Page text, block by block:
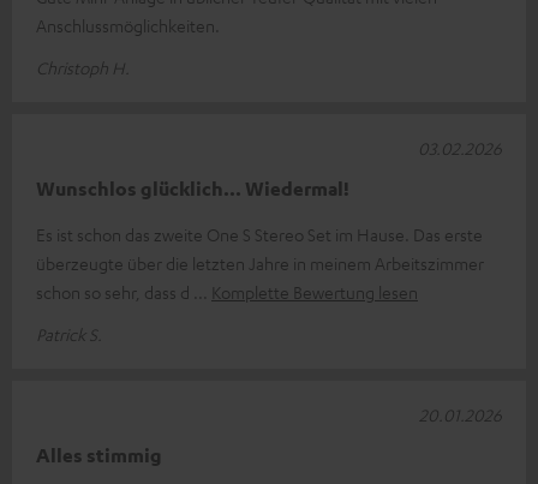
Anschlussmöglichkeiten.
Christoph H.
Wunschlos glücklich... Wiedermal!
Es ist schon das zweite One S Stereo Set im Hause. Das erste
überzeugte über die letzten Jahre in meinem Arbeitszimmer
schon so sehr, dass d
Komplette Bewertung lesen
Patrick S.
03.02.2026
Alles stimmig
20.01.2026